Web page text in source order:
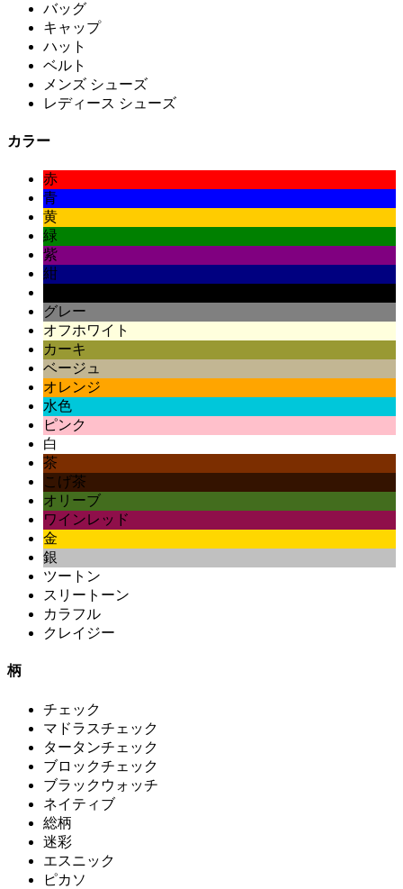
バッグ
キャップ
ハット
ベルト
メンズ シューズ
レディース シューズ
カラー
赤
青
黄
緑
紫
紺
グレー
オフホワイト
カーキ
ベージュ
オレンジ
水色
ピンク
白
茶
こげ茶
オリーブ
ワインレッド
金
銀
ツートン
スリートーン
カラフル
クレイジー
柄
チェック
マドラスチェック
タータンチェック
ブロックチェック
ブラックウォッチ
ネイティブ
総柄
迷彩
エスニック
ピカソ